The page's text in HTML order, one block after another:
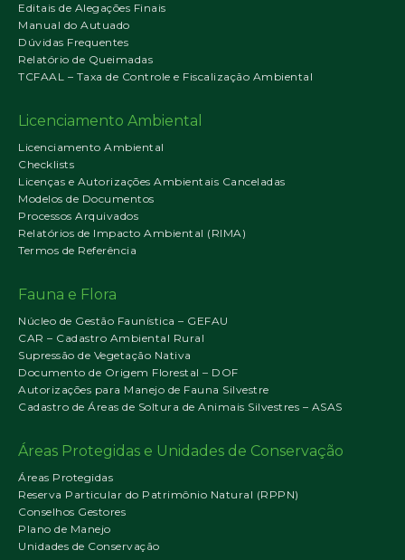
Editais de Alegações Finais
Manual do Autuado
Dúvidas Frequentes
Relatório de Queimadas
TCFAAL – Taxa de Controle e Fiscalização Ambiental
Licenciamento Ambiental
Licenciamento Ambiental
Checklists
Licenças e Autorizações Ambientais Canceladas
Modelos de Documentos
Processos Arquivados
Relatórios de Impacto Ambiental (RIMA)
Termos de Referência
Fauna e Flora
Núcleo de Gestão Faunística – GEFAU
CAR – Cadastro Ambiental Rural
Supressão de Vegetação Nativa
Documento de Origem Florestal – DOF
Autorizações para Manejo de Fauna Silvestre
Cadastro de Áreas de Soltura de Animais Silvestres – ASAS
Áreas Protegidas e Unidades de Conservação
Áreas Protegidas
Reserva Particular do Patrimônio Natural (RPPN)
Conselhos Gestores
Plano de Manejo
Unidades de Conservação